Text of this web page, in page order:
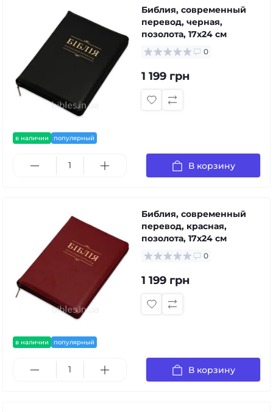
в наличии популярный
Библия, современный
перевод, черная,
позолота, 17x24 см
0
1 199 грн
В корзину
в наличии популярный
Библия, современный
перевод, красная,
позолота, 17x24 см
0
1 199 грн
В корзину